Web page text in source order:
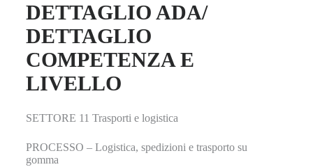
DETTAGLIO ADA/
DETTAGLIO
COMPETENZA E
LIVELLO
SETTORE 11 Trasporti e logistica
PROCESSO – Logistica, spedizioni e trasporto su
gomma